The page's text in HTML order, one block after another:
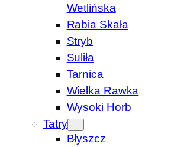
Wetlińska
Rabia Skała
Stryb
Suliła
Tarnica
Wielka Rawka
Wysoki Horb
Tatry
Błyszcz